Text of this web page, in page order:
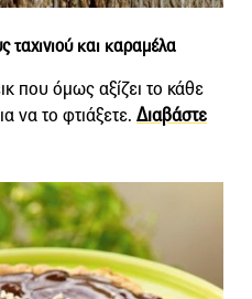
ταχινιού και καραμέλα
που όμως αξίζει το κάθε
να το φτιάξετε. Διαβάστε